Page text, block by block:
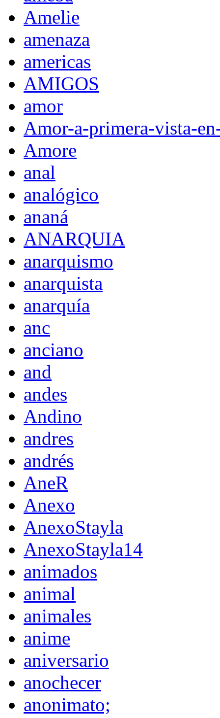
Amelie
amenaza
americas
AMIGOS
amor
Amor-a-primera-vista-
Amore
anal
analógico
ananá
ANARQUIA
anarquismo
anarquista
anarquía
anc
anciano
and
andes
Andino
andres
andrés
AneR
Anexo
AnexoStayla
AnexoStayla14
animados
animal
animales
anime
aniversario
anochecer
anonimato;